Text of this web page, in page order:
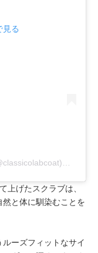
る
上げたスクラブは、
と体に馴染むことを
ーズフィットなサイ